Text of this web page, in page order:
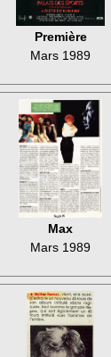
Première
Mars 1989
Max
Mars 1989